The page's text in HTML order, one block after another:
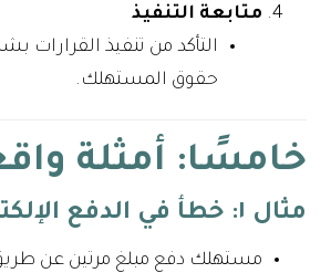
متابعة التنفيذ
التأكد من تنفيذ القرارات
حقوق المستهلك.
خامسًا: أمثلة
مثال ١: خطأ في الدفع الإلكتروني
مستهلك دفع مبلغ مرتين عن